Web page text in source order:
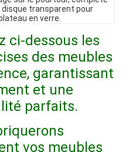
transparent pour
en verre.
ci-dessous les
des meubles
garantissant
et une
parfaits.
vos meubles